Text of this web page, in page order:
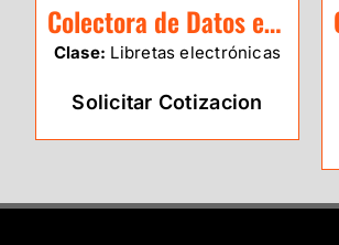
Colectora de Datos eSurvey P8II
Clase: Libretas electrónicas
Solicitar Cotizacion